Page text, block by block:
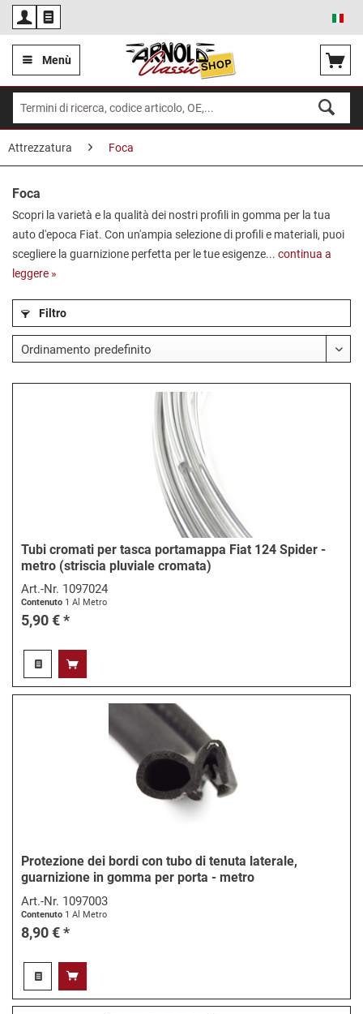
Menù
Attrezzatura Foca
Foca
Scopri la varietà e la qualità dei nostri profili in gomma per la tua
auto d'epoca Fiat. Con un'ampia selezione di profili e materiali, puoi
scegliere la guarnizione perfetta per le tue esigenze... continua a
leggere »
Filtro
Tubi cromati per tasca portamappa Fiat 124 Spider -
metro (striscia pluviale cromata)
Art.-Nr. 1097024
Contenuto 1 Al Metro
5,90 € *
Protezione dei bordi con tubo di tenuta laterale,
guarnizione in gomma per porta - metro
Art.-Nr. 1097003
Contenuto 1 Al Metro
8,90 € *